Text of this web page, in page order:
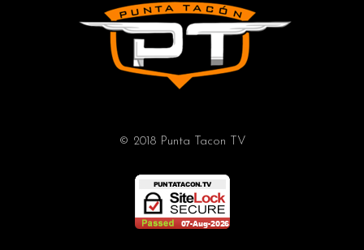
© 2018 Punta Tacon TV